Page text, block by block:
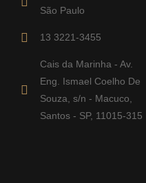
São Paulo
13 3221-3455
Cais da Marinha - Av.
Eng. Ismael Coelho De
Souza, s/n - Macuco,
Santos - SP, 11015-315